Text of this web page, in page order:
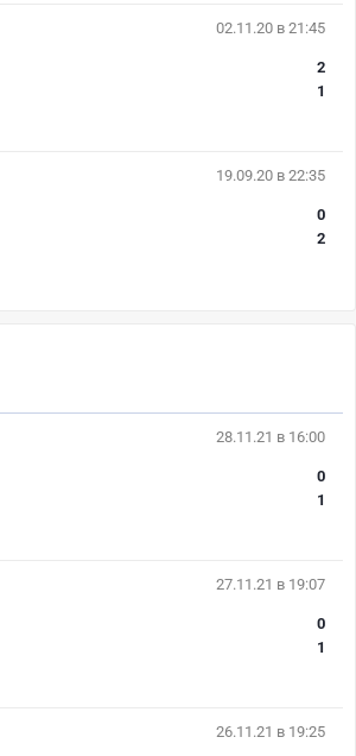
02.11.20 в 21:45
2
1
19.09.20 в 22:35
0
2
28.11.21 в 16:00
0
1
27.11.21 в 19:07
0
1
26.11.21 в 19:25